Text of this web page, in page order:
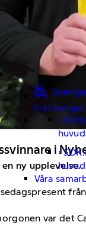
Vi är
Våra
i
ny upplevelse.
var det